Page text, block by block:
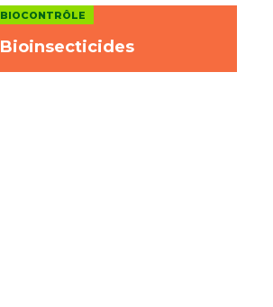
BIOCONTRÔLE
Bioinsecticides